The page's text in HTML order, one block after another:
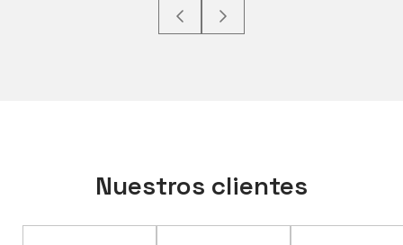
Nuestros clientes